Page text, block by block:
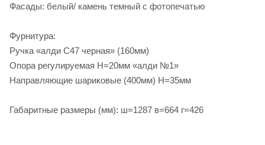
Фасады: белый/ камень темный с фотопечатью
Фурнитура:
Ручка «алди С47 черная» (160мм)
Опора регулируемая Н=20мм «алди №1»
Направляющие шариковые (400мм) Н=35мм
Габаритные размеры (мм): ш=1287 в=664 г=426